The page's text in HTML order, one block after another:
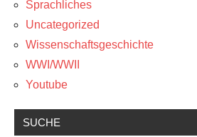
Sprachliches
Uncategorized
Wissenschaftsgeschichte
WWI/WWII
Youtube
SUCHE